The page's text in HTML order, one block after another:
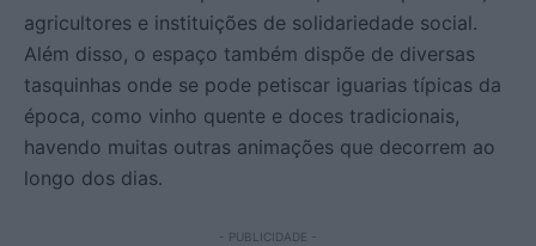
agricultores e instituições de solidariedade social.
Além disso, o espaço também dispõe de diversas
tasquinhas onde se pode petiscar iguarias típicas da
época, como vinho quente e doces tradicionais,
havendo muitas outras animações que decorrem ao
longo dos dias.
- PUBLICIDADE -